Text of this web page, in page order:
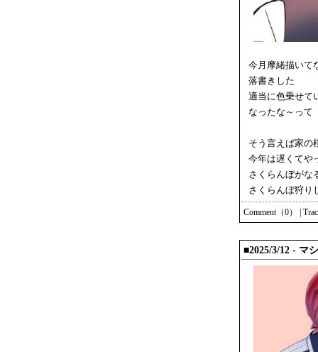
今月摩緒描いて
落書きした
適当に色乗せて
なったな～って
そう言えば家の
今年は遅くてや
さくらんぼがな
さくらんぼ狩り
Comment（0）
■2025/3/12 - マ